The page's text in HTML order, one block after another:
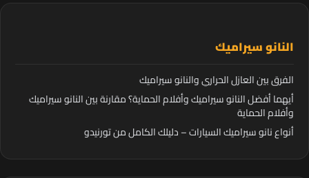
النانو سيراميك
الفرق بين العازل الحراري والنانو سيراميك
أيهما أفضل النانو سيراميك وأفلام الحماية؟ مقارنة بين النانو سيراميك
وأفلام الحماية
أنواع نانو سيراميك السيارات – دليلك الكامل من تورنيدو